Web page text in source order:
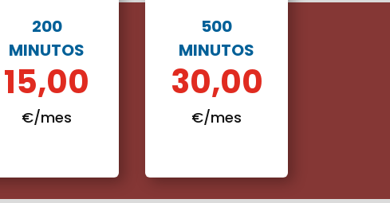
200
MINUTOS
15,00
€/mes
500
MINUTOS
30,00
€/mes